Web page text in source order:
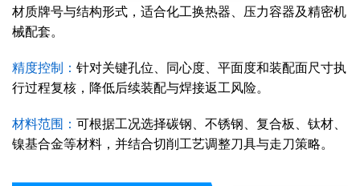
材质牌号与结构形式，适合化工换热器、压力容器及精密机
械配套。
精度控制： 针对关键孔位、同心度、平面度和装配面尺寸执
行过程复核，降低后续装配与焊接返工风险。
材料范围： 可根据工况选择碳钢、不锈钢、复合板、钛材、
镍基合金等材料，并结合切削工艺调整刀具与走刀策略。